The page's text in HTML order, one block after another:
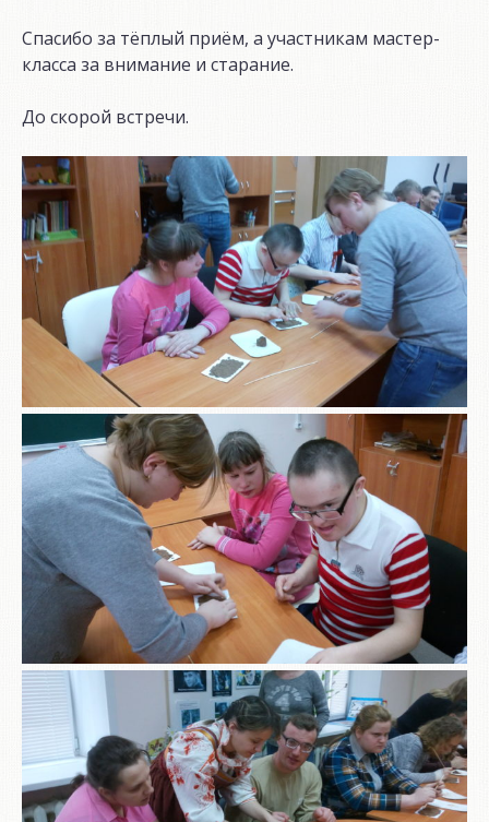
Спасибо за тёплый приём, а участникам мастер-
класса за внимание и старание.
До скорой встречи.